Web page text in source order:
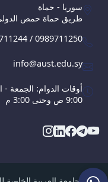
سوريا - حماة
طريق حماة حمص
/ 0989711250
info@aust.edu.sy
أوقات الدوام: الجمعة -
9:00 ص وحتى 3:00 م